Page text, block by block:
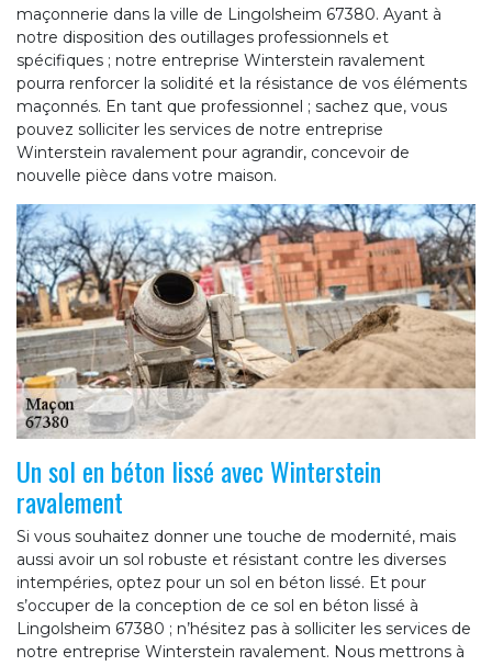
maçonnerie dans la ville de Lingolsheim 67380. Ayant à
notre disposition des outillages professionnels et
spécifiques ; notre entreprise Winterstein ravalement
pourra renforcer la solidité et la résistance de vos éléments
maçonnés. En tant que professionnel ; sachez que, vous
pouvez solliciter les services de notre entreprise
Winterstein ravalement pour agrandir, concevoir de
nouvelle pièce dans votre maison.
Un sol en béton lissé avec Winterstein
ravalement
Si vous souhaitez donner une touche de modernité, mais
aussi avoir un sol robuste et résistant contre les diverses
intempéries, optez pour un sol en béton lissé. Et pour
s’occuper de la conception de ce sol en béton lissé à
Lingolsheim 67380 ; n’hésitez pas à solliciter les services de
notre entreprise Winterstein ravalement. Nous mettrons à